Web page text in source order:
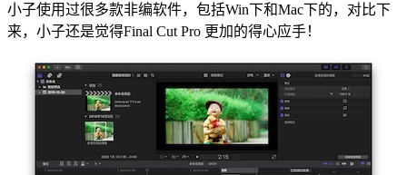
小子使用过很多款非编软件，包括Win下和Mac下的，对比下
来，小子还是觉得Final Cut Pro 更加的得心应手！